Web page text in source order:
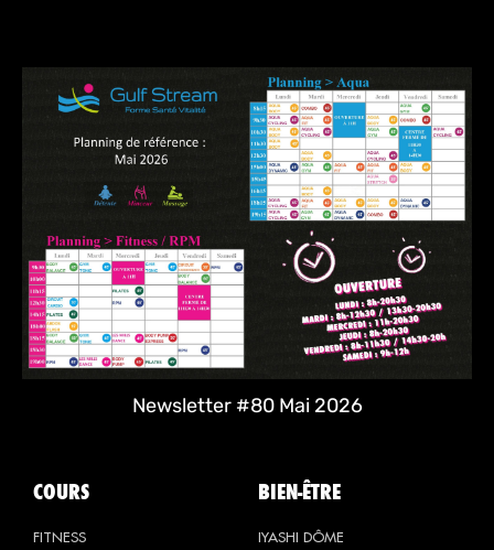
Newsletter #80 Mai 2026
COURS
FITNESS
BIEN-ÊTRE
IYASHI DÔME